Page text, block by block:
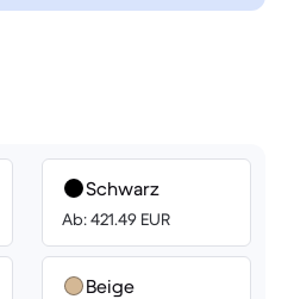
Schwarz
Ab: 421.49 EUR
Beige